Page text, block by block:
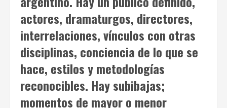
actores, dramaturgos, directores,
interrelaciones, vínculos con otras
disciplinas, conciencia de lo que se
hace, estilos y metodologías
reconocibles. Hay subibajas;
momentos de mayor o menor